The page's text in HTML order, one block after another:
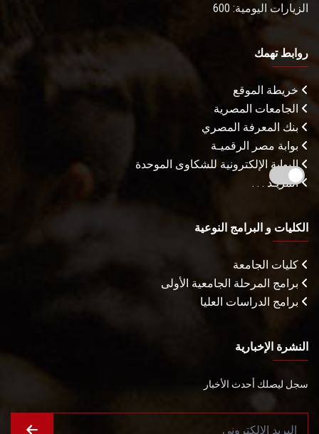
الزيارات اليومية: 600
روابط تهمك
خريطة الموقع
الجامعات المصرية
بنك المعرفة المصري
بوابة مصر الرقميـة
البوابة الإلكترونية للشكاوى الموحدة
المزيـد . . .
الكليات و البرامج النوعية
كليات الجامعة
برامج المرحلة الجامعية الأولى
برامج الدراسات العليا
النشرة الإخبارية
سجل ليصلك أحدث الأخبار